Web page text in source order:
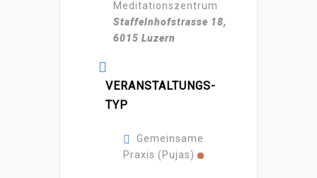
Meditationszentrum
Staffelnhofstrasse 18,
6015 Luzern
VERANSTALTUNGS-
TYP
Gemeinsame
Praxis (Pujas)